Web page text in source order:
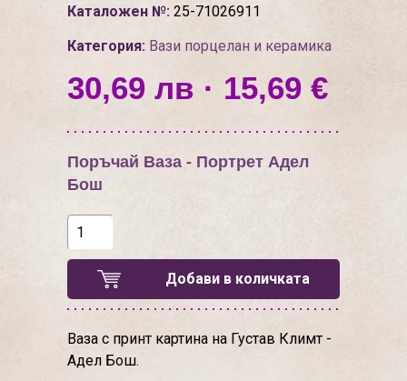
Каталожен №: 25-71026911
Категория: Вази порцелан и керамика
30,69 лв · 15,69 €
Поръчай Ваза - Портрет Адел
Бош
Добави в количката
Ваза с принт картина на Густав Климт -
Адел Бош.